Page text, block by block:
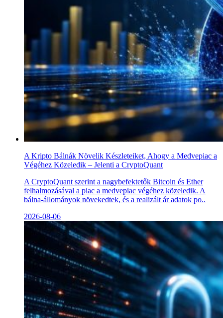
A Kripto Bálnák Növelik Készleteiket, Ahogy a Medvepiac a
Végéhez Közeledik – Jelenti a CryptoQuant
A CryptoQuant szerint a nagybefektetők Bitcoin és Ether
felhalmozásával a piac a medvepiac végéhez közeledik. A
bálna-állományok növekedtek, és a realizált ár adatok po..
2026-08-06